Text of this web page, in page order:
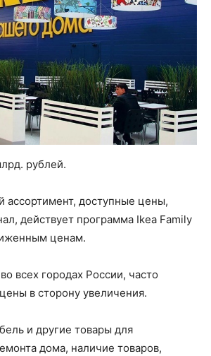
рублей.
ассортимент, доступные цены,
действует программа Ikea Family
ценам.
всех городах России, часто
в сторону увеличения.
и другие товары для
дома, наличие товаров,